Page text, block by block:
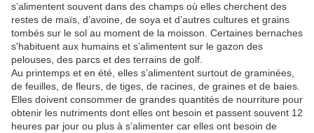
s’alimentent souvent dans des champs où elles cherchent des
restes de maïs, d’avoine, de soya et d’autres cultures et grains
tombés sur le sol au moment de la moisson. Certaines bernaches
s'habituent aux humains et s’alimentent sur le gazon des
pelouses, des parcs et des terrains de golf.
Au printemps et en été, elles s’alimentent surtout de graminées,
de feuilles, de fleurs, de tiges, de racines, de graines et de baies.
Elles doivent consommer de grandes quantités de nourriture pour
obtenir les nutriments dont elles ont besoin et passent souvent 12
heures par jour ou plus à s’alimenter car elles ont besoin de